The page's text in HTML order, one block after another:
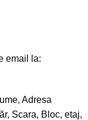
email la:
Adresa
Scara, Bloc, etaj,